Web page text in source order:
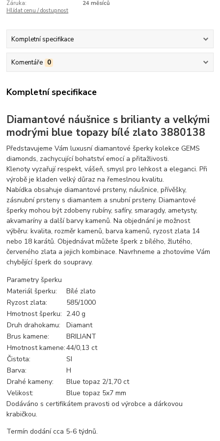
Záruka:
24 měsíců
Hlídat cenu / dostupnost
Kompletní specifikace
Komentáře 0
Kompletní specifikace
Diamantové náušnice s brilianty a velkými
modrými blue topazy bílé zlato 3880138
Představujeme Vám luxusní diamantové šperky kolekce GEMS
diamonds, zachycující bohatství emocí a přitažlivosti.
Klenoty vyzařují respekt, vášeň, smysl pro lehkost a eleganci. Při
výrobě je kladen velký důraz na řemeslnou kvalitu.
Nabídka obsahuje diamantové prsteny, náušnice, přívěšky,
zásnubní prsteny s diamantem a snubní prsteny. Diamantové
šperky mohou být zdobeny rubíny, safíry, smaragdy, ametysty,
akvamaríny a další barvy kamenů. Na objednání je možnost
výběru: kvalita, rozměr kamenů, barva kamenů, ryzost zlata 14
nebo 18 karátů. Objednávat můžete šperk z bílého, žlutého,
červeného zlata a jejich kombinace. Navrhneme a zhotovíme Vám
chybějící šperk do soupravy.
Parametry šperku
Materiál šperku:
Bílé zlato
Ryzost zlata:
585/1000
Hmotnost šperku: 2.40 g
Druh drahokamu:
Diamant
Brus kamene:
BRILIANT
Hmotnost kamene:44/0,13 ct
Čistota:
SI
Barva:
H
Drahé kameny:
Blue topaz 2/1,70 ct
Velikost:
Blue topaz 5x7 mm
Dodáváno s certifikátem pravosti od výrobce a dárkovou
krabičkou.
Termín dodání cca 5-6 týdnů.